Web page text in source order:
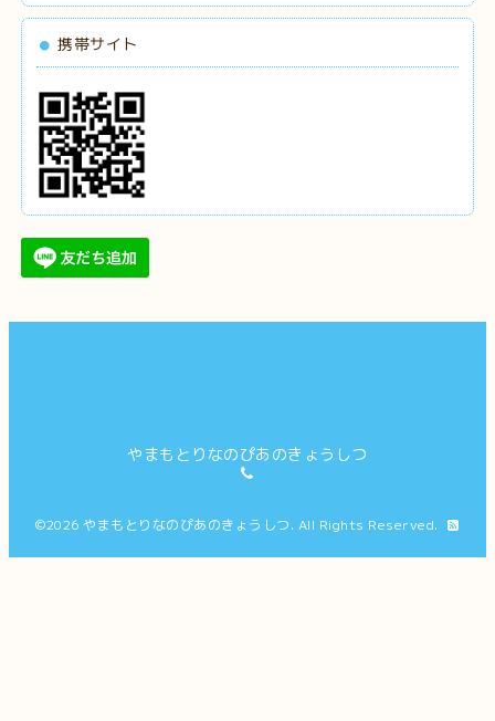
携帯サイト
やまもとりなのぴあのきょうしつ
©2026やまもとりなのぴあのきょうしつ. All Rights Reserved.